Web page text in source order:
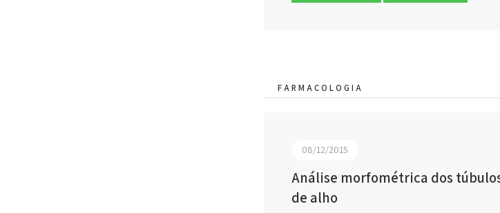
FARMACOLOGIA
08/12/2015
Análise morfométrica dos
de alho